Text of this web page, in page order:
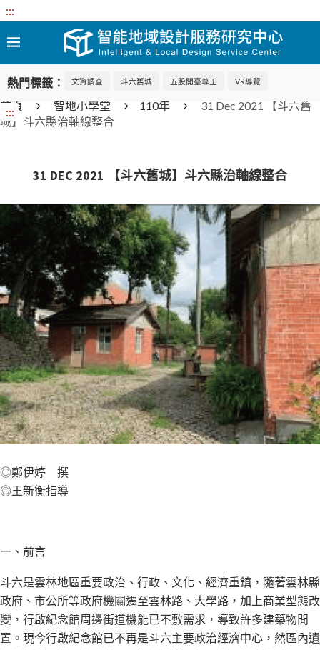
:::
熱門標籤： 文資調查 斗六舊城 五股開臺尊王 VR導覽
:::
首頁 智地小學堂 110年
31 Dec 2021 【斗六舊
城】斗六縣治軸線整合
31 DEC 2021 【斗六舊城】斗六縣治軸線整合
◎鄭伊婷 撰
◎王新衡指導
一、前言
斗六是雲林地區重要政治、行政、文化、經濟重鎮，隨著雲林縣
政府、市公所等政府機關遷至雲林路、大學路，加上商業型態改
變，行啟紀念館周邊街道機能已不敷需求，導致許多建築物閒
置。現今行啟紀念館已不再是斗六主要政治經濟中心，然區內遺